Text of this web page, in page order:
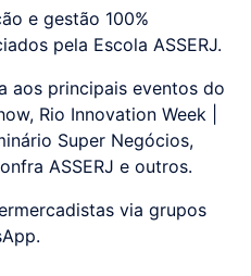
e gestão 100%
pela Escola ASSERJ.
aos principais eventos do
Rio Innovation Week |
Super Negócios,
ASSERJ e outros.
via grupos